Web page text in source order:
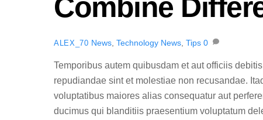
Combine
ALEX_70 News, Technology News, Tips 0
Temporibus autem quibusdam et aut officiis
repudiandae sint et molestiae non recusandae.
voluptatibus maiores alias consequatur aut
ducimus qui blanditiis praesentium voluptatum